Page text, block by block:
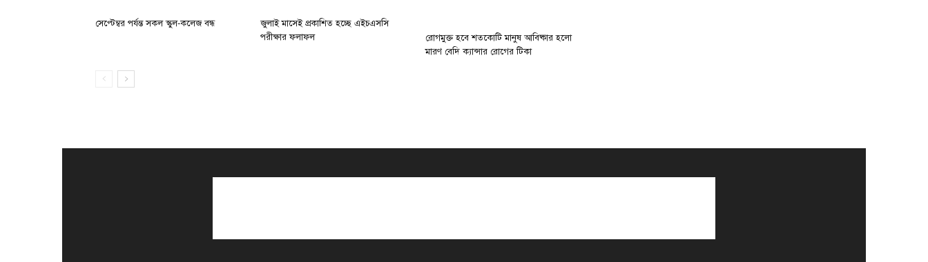
সেপ্টেম্বর পর্যন্ত সকল স্কুল-কলেজ বন্ধ
জুলাই মাসেই প্রকাশিত হচ্ছে এইচএসসি
পরীক্ষার ফলাফল
রোগমুক্ত হবে শতকোটি মানুষ আবিষ্কার হলো
মারণ বেদি ক্যান্সার রোগের টিকা